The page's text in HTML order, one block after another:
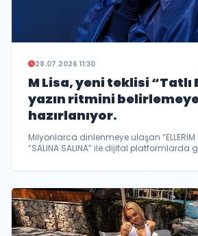
28.07.2026 11:30
M Lisa, yeni teklisi “Tatlı
yazın ritmini
hazırlanıyor.
Milyonlarca dinlenmeye ulaşan “ELLERİM
“SALINA SALINA” ile dijital platformlarda